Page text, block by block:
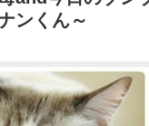
ンくん～